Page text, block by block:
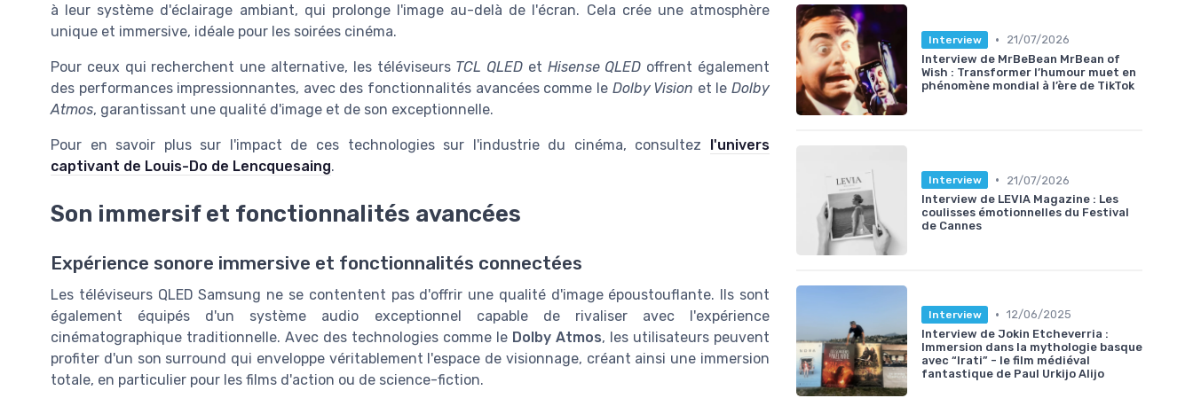
à leur système d'éclairage ambiant, qui prolonge l'image au-delà de l'écran. Cela crée une atmosphère
unique et immersive, idéale pour les soirées cinéma.
Pour ceux qui recherchent une alternative, les téléviseurs TCL QLED et Hisense QLED offrent également
des performances impressionnantes, avec des fonctionnalités avancées comme le Dolby Vision et leDolby
Atmos, garantissant une qualité d'image et de son exceptionnelle.
Pour en savoir plus sur l'impact de ces technologies sur l'industrie du cinéma, consultez l'univers
captivant de Louis-Do de Lencquesaing.
Son immersif et fonctionnalités avancées
Expérience sonore immersive et fonctionnalités connectées
Les téléviseurs QLED Samsung ne se contentent pas d'offrir une qualité d'image époustouflante. Ils sont
également équipés d'un système audio exceptionnel capable de rivaliser avec l'expérience
cinématographique traditionnelle. Avec des technologies comme le Dolby Atmos, les utilisateurs peuvent
profiter d'un son surround qui enveloppe véritablement l'espace de visionnage, créant ainsi une immersion
totale, en particulier pour les films d'action ou de science-fiction.
Interview •
21/07/2026
Interview de MrBeBean MrBean of
Wish : Transformer l’humour muet en
phénomène mondial à l’ère de TikTok
Interview •
21/07/2026
Interview de LEVIA Magazine : Les
coulisses émotionnelles du Festival
de Cannes
Interview • 12/06/2025
Interview de Jokin Etcheverria :
Immersion dans la mythologie basque
avec “Irati” - le film médiéval
fantastique de Paul Urkijo Alijo